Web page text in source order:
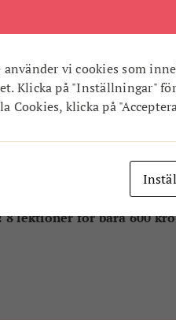
för barn att upptäcka
en rolig fritidsaktivitet. I
– med pirrig
dig som förälder att
och trygghet som
ny hobby! Och kanske en
8 lektioner för bara 600
vi cookies som
Klicka på "Inställningar"
Cookies, klicka på